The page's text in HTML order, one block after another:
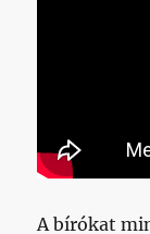
A bírókat